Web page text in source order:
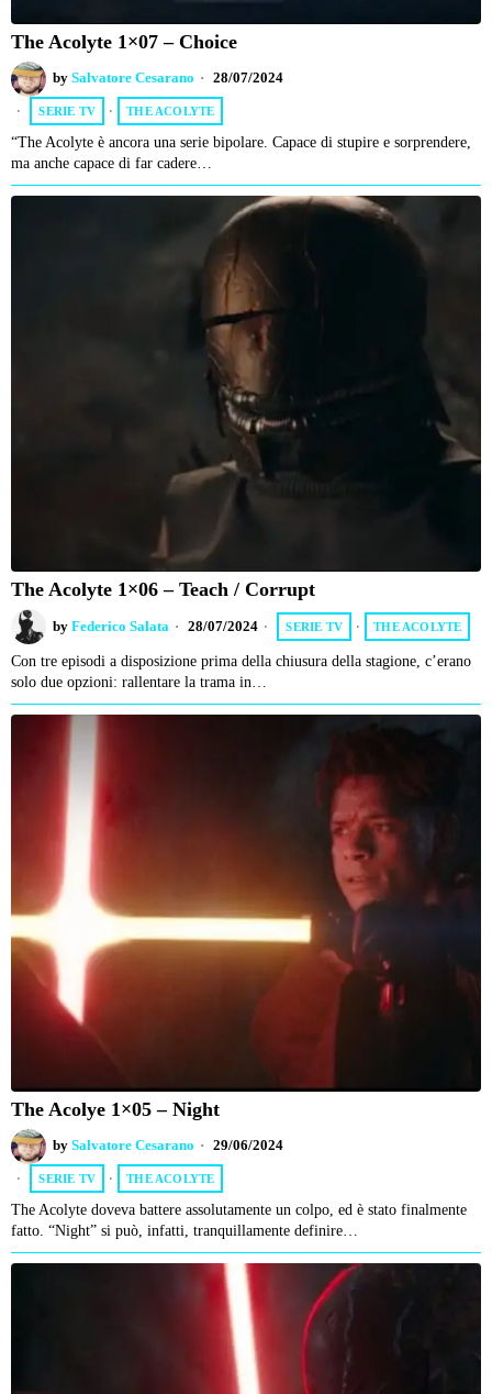
The Acolyte 1×07 – Choice
by Salvatore Cesarano 28/07/2024
SERIE TV · THE ACOLYTE
“The Acolyte è ancora una serie bipolare. Capace di stupire e sorprendere,
ma anche capace di far cadere…
The Acolyte 1×06 – Teach / Corrupt
by Federico Salata 28/07/2024 SERIE TV · THE ACOLYTE
Con tre episodi a disposizione prima della chiusura della stagione, c’erano
solo due opzioni: rallentare la trama in…
The Acolye 1×05 – Night
by Salvatore Cesarano 29/06/2024
SERIE TV · THE ACOLYTE
The Acolyte doveva battere assolutamente un colpo, ed è stato finalmente
fatto. “Night” si può, infatti, tranquillamente definire…